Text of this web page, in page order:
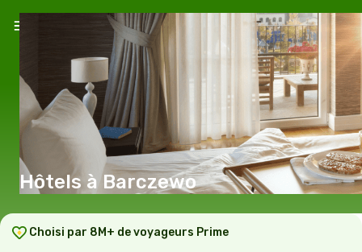
Hôtels à Barczewo
Choisi par 8M+ de voyageurs Prime